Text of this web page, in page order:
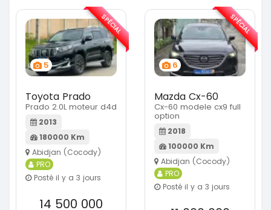
5
Toyota Prado
Prado 2.0L moteur d4d
2013
180000 Km
Abidjan (Cocody)
PRO
Posté il y a 3 jours
14 500 000
SPÉCIAL
6
Mazda Cx-60
Cx-60 modele cx9 full
option
2018
100000 Km
Abidjan (Cocody)
PRO
Posté il y a 3 jours
SPÉCIAL